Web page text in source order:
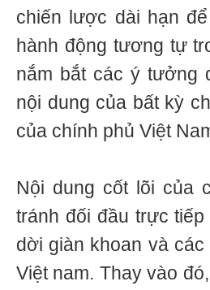
chiến lược dài hạn
hành động tương tự
nắm bắt các ý tưởng
nội dung của bất kỳ
của chính phủ Việt
Nội dung cốt lõi của
tránh đối đầu trực
dời giàn khoan và
Việt nam. Thay vào